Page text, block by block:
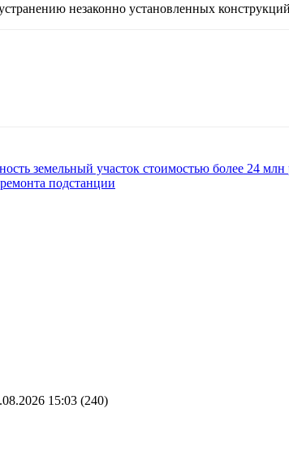
незаконно установленных
земельный участок стоимостью более 24 млн
подстанции
15:03 (240)